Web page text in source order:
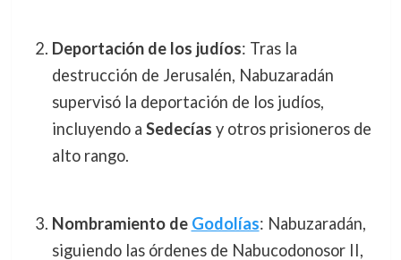
Deportación de los judíos: Tras la
destrucción de Jerusalén, Nabuzaradán
supervisó la deportación de los judíos,
incluyendo a Sedecías y otros prisioneros de
alto rango.
Nombramiento de Godolías: Nabuzaradán,
siguiendo las órdenes de Nabucodonosor II,